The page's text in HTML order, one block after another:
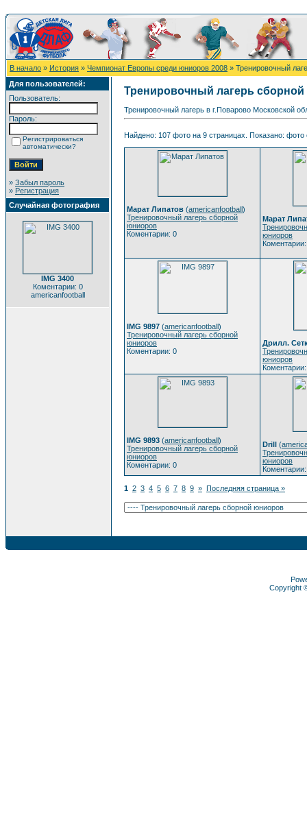
В начало » История » Чемпионат Европы среди юниоров 2008 » Тренировочный
Для пользователей:
Пользователь:
Пароль:
Регистрироваться
автоматически?
» Забыл пароль
» Регистрация
Случайная фотография
IMG 3400
Коментарии: 0
americanfootball
Тренировочный лагерь
Тренировочный лагерь в г.Поварово Московской
Найдено: 107 фото на 9 страницах. Показано: фото
Марат Липатов (americanfootball)
Тренировочный лагерь сборной
юниоров
Коментарии: 0
Марат
юниоров
IMG 9897 (americanfootball)
Тренировочный лагерь сборной
юниоров
Коментарии: 0
Дрилл.
юниоров
IMG 9893 (americanfootball)
Тренировочный лагерь сборной
юниоров
Коментарии: 0
Drill (
юниоров
1 2 3 4 5 6 7 8 9 » Последняя страница »
Copyright